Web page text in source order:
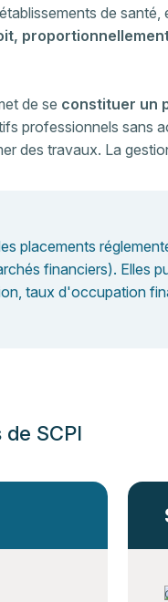
de
de se constituer un
professionnels sans
des travaux. La
placements
financiers). Elles
taux d'occupation
SCPI